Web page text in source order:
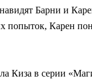
Барни и
Карен
Киза в серии